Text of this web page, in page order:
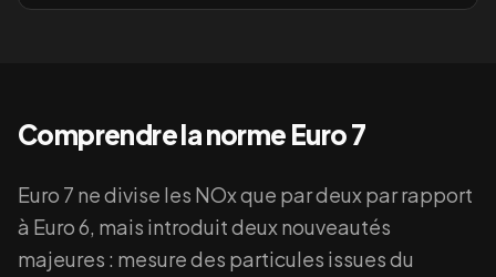
Comprendre la norme Euro 7
Euro 7 ne divise les NOx que par deux par rapport
à Euro 6, mais introduit deux nouveautés
majeures : mesure des particules issues du